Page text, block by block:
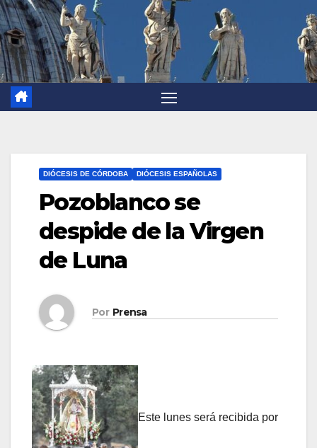
DIÓCESIS DE CÓRDOBA DIÓCESIS ESPAÑOLAS
Pozoblanco se
despide de la Virgen
de Luna
Por Prensa
Este lunes será recibida por